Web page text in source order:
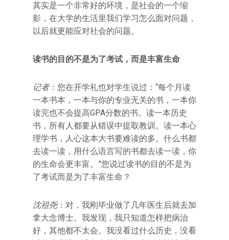
其实是一个非常好的环境，是社会的一个缩
影，在大学的生活里我们学习怎么面对问题，
以后就更能应对社会的问题。
读书的目的不是为了考试，而是丰富生命
记者：您在开学礼也对学生说过：“每个月读
一本书本，一本与你的专业无关的书，一本你
读完也不会提高GPA分数的书。读一本历史
书，所有人都要从错误中提取教训。读一本心
理学书，人心这本大书要难读的多。什么书都
去读一读，用什么语言写的书都去读一读，你
的生命会更丰富。”您说过读书的目的不是为
了考试而是为了丰富生命？
沈祖尧：对，我刚毕业做了几年医生后就去加
拿大念博士。我发现，我只知道怎样把病治
好，其他都不太会。我没看过什么历史，没看